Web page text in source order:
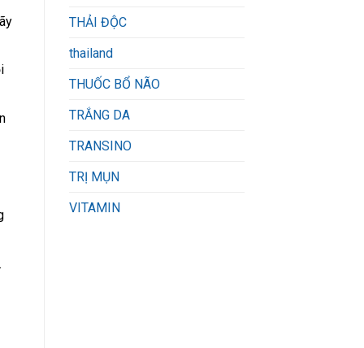
THẢI ĐỘC
thailand
THUỐC BỔ NÃO
TRẮNG DA
TRANSINO
TRỊ MỤN
VITAMIN